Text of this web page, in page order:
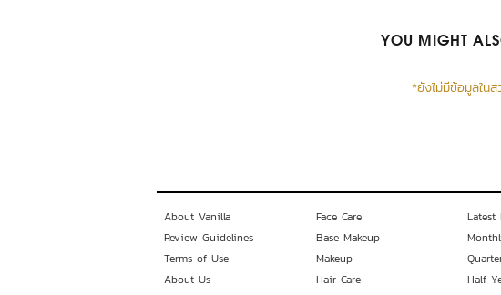
YOU MIGHT
*ยังไม่มีข้อมูลในส่
About Vanilla
Review Guidelines
Terms of Use
About Us
Face Care
Base Makeup
Makeup
Hair Care
Latest
Half